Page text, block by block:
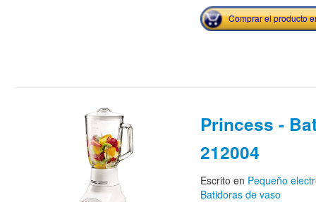
Comprar el producto
Princess -
212004
Escrito en Pequeño
Batidoras de vaso